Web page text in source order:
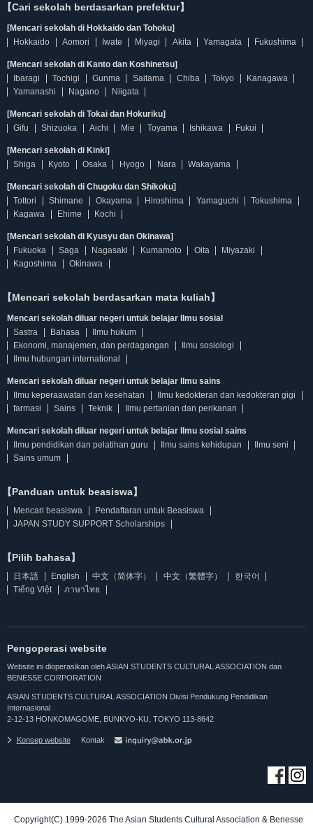
【Cari sekolah berdasarkan prefektur】
[Mencari sekolah di Hokkaido dan Tohoku]
Hokkaido
Aomori Iwate Miyagi Akita Yamagata Fukushima
[Mencari sekolah di Kanto dan Koshinetsu]
Ibaragi
Tochigi Gunma Saitama Chiba Tokyo
Kanagawa
Yamanashi
Nagano Niigata
[Mencari sekolah di Tokai dan Hokuriku]
Gifu
Shizuoka Aichi Mie Toyama Ishikawa Fukui
[Mencari sekolah di Kinki]
Shiga
Kyoto Osaka Hyogo Nara Wakayama
[Mencari sekolah di Chugoku dan Shikoku]
Tottori
Shimane Okayama Hiroshima Yamaguchi
Tokushima
Kagawa
Ehime Kochi
[Mencari sekolah di Kyusyu dan Okinawa]
Fukuoka
Saga Nagasaki Kumamoto Oita
Miyazaki
Kagoshima
Okinawa
【Mencari sekolah berdasarkan mata kuliah】
Mencari sekolah diluar negeri untuk belajar Ilmu sosial
Sastra
Bahasa
Ilmu hukum
Ekonomi, manajemen, dan perdagangan
Ilmu sosiologi
Ilmu hubungan international
Mencari sekolah diluar negeri untuk belajar Ilmu sains
Ilmu keperaawatan dan kesehatan
Ilmu kedokteran dan kedokteran gigi
farmasi
Sains Teknik Ilmu pertanian dan perikanan
Mencari sekolah diluar negeri untuk belajar Ilmu sosial sains
Ilmu pendidikan dan pelatihan guru
Ilmu sains kehidupan
Ilmu seni
Sains umum
【Panduan untuk beasiswa】
Mencari beasiswa
Pendaftaran untuk Beasiswa
JAPAN STUDY SUPPORT Scholarships
【Pilih bahasa】
日本語 English 中文（简体字） 中文（繁體字）
한국어
Tiếng Việt
ภาษาไทย
Pengoperasi website
Website ini dioperasikan oleh ASIAN STUDENTS CULTURAL ASSOCIATION dan
BENESSE CORPORATION
ASIAN STUDENTS CULTURAL ASSOCIATION Divisi Pendukung Pendidikan
Internasional
2-12-13 HONKOMAGOME, BUNKYO-KU, TOKYO 113-8642
Konsep website Kontak
Copyright(C) 1999-2026 The Asian Students Cultural Association & Benesse